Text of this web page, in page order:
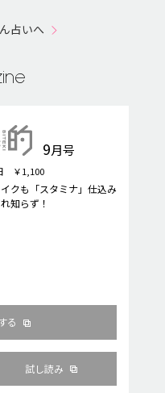
占いへ
9月号
￥1,100
クも「スタミナ」仕込み
知らず！
る
試し読み